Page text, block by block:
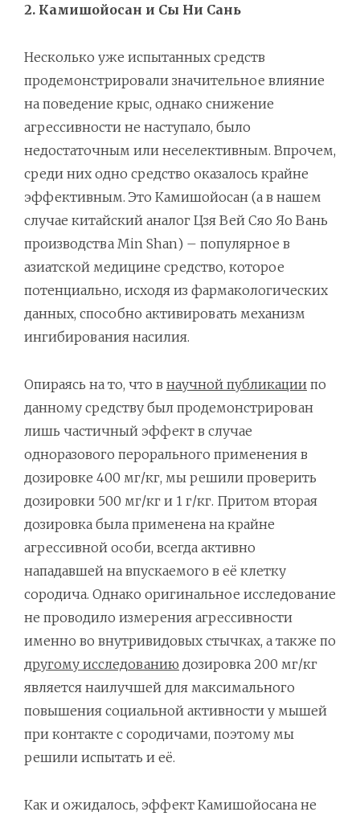
2. Камишойосан и Сы Ни Сань
Несколько уже испытанных средств
продемонстрировали значительное влияние
на поведение крыс, однако снижение
агрессивности не наступало, было
недостаточным или неселективным. Впрочем,
среди них одно средство оказалось крайне
эффективным. Это Камишойосан (а в нашем
случае китайский аналог Цзя Вей Сяо Яо Вань
производства Min Shan) – популярное в
азиатской медицине средство, которое
потенциально, исходя из фармакологических
данных, способно активировать механизм
ингибирования насилия.
Опираясь на то, что в научной публикации по
данному средству был продемонстрирован
лишь частичный эффект в случае
одноразового перорального применения в
дозировке 400 мг/кг, мы решили проверить
дозировки 500 мг/кг и 1 г/кг. Притом вторая
дозировка была применена на крайне
агрессивной особи, всегда активно
нападавшей на впускаемого в её клетку
сородича. Однако оригинальное исследование
не проводило измерения агрессивности
именно во внутривидовых стычках, а также по
другому исследованию дозировка 200 мг/кг
является наилучшей для максимального
повышения социальной активности у мышей
при контакте с сородичами, поэтому мы
решили испытать и её.
Как и ожидалось, эффект Камишойосана не